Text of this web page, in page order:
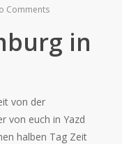
Comments
in
von der
von euch in Yazd
halben Tag Zeit